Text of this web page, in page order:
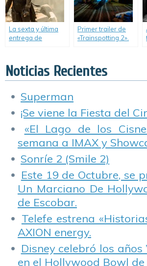
La sexta y última
entrega de
trailer.
Primer trailer de
«Trainspotting 2».
Noticias Recientes
Superman
¡Se viene la Fiesta del
«El Lago de los
semana a IMAX y
Sonríe 2 (Smile 2)
Este 19 de Octubre, se
Un Marciano De
de Escobar.
Telefe estrena
AXION energy.
Disney celebró los años
en el Hollywood Bowl de